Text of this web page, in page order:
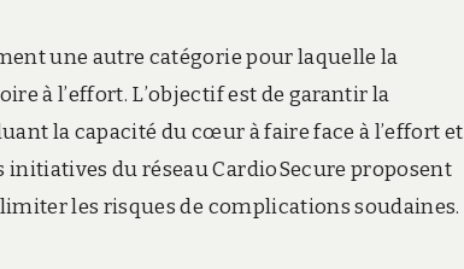
une autre catégorie pour laquelle la
à l’effort. L’objectif est de garantir la
la capacité du cœur à faire face à l’effort et
du réseau CardioSecure proposent
les risques de complications soudaines.